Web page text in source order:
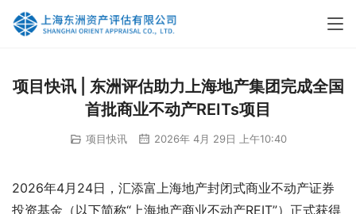
项目快讯 | 东洲评估助力上海地产集团完成全国
首批商业不动产REITs项目
项目快讯 2026年 4月 29日 上午10:40
2026年4月24日，汇添富上海地产封闭式商业不动产证券
投资基金（以下简称“上海地产商业不动产REIT”）正式获得